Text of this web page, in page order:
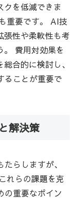
クを低減できま
重要です。 AI技
張性や柔軟性も考
。 費用対効果を
合的に検討し、
ることが重要で
解決策
らしますが、
れらの課題を克
の重要なポイン